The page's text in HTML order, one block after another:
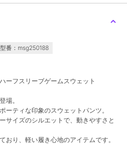
型番：msg250188
ーフスリーブゲームスウェット
場。
ーティな印象のスウェットパンツ。
サイズのシルエットで、動きやすさと
おり、軽い履き心地のアイテムです。